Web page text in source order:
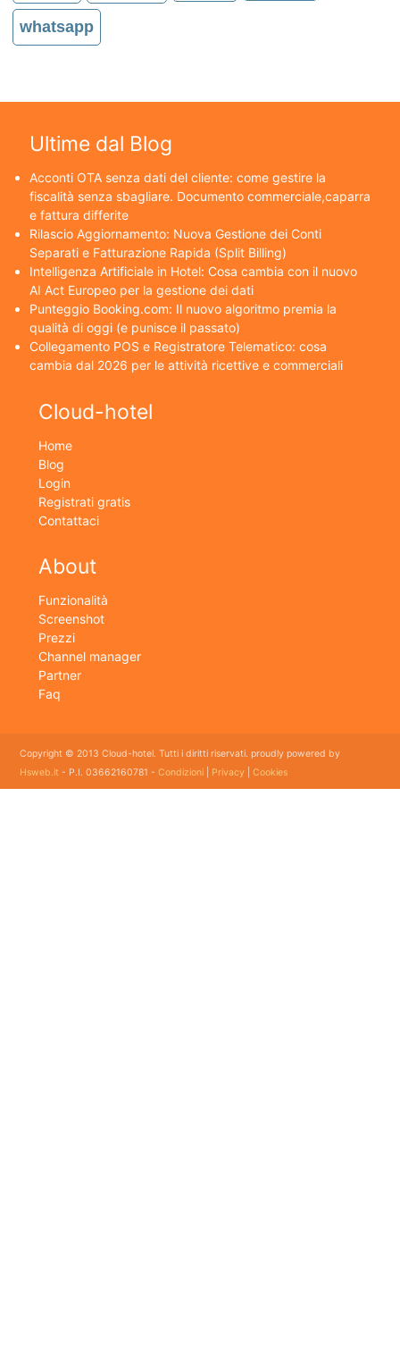
whatsapp
Ultime dal Blog
Acconti OTA senza dati del cliente: come gestire la
fiscalità senza sbagliare. Documento commerciale,caparra
e fattura differite
Rilascio Aggiornamento: Nuova Gestione dei Conti
Separati e Fatturazione Rapida (Split Billing)
Intelligenza Artificiale in Hotel: Cosa cambia con il nuovo
AI Act Europeo per la gestione dei dati
Punteggio Booking.com: Il nuovo algoritmo premia la
qualità di oggi (e punisce il passato)
Collegamento POS e Registratore Telematico: cosa
cambia dal 2026 per le attività ricettive e commerciali
Cloud-hotel
Home
Blog
Login
Registrati gratis
Contattaci
About
Funzionalità
Screenshot
Prezzi
Channel manager
Partner
Faq
Copyright © 2013 Cloud-hotel. Tutti i diritti riservati. proudly powered by
Hsweb.it - P.I. 03662160781 -Condizioni Privacy |Cookies